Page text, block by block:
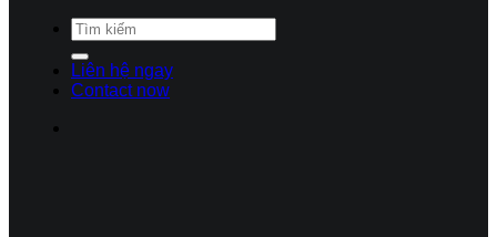
Liên hệ ngay
Contact now